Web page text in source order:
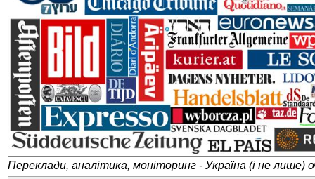
Переклади, аналітика, моніторинг - Україна (і не лише)